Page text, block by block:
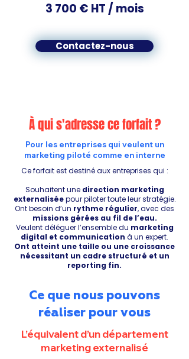
3 700 € HT / mois
Contactez-nous
À qui s'adresse ce forfait ?
Pour les entreprises qui veulent un
marketing piloté comme en interne
Ce forfait est destiné aux entreprises qui :
Souhaitent une direction marketing
externaliséepour piloter toute leur stratégie.
Ont besoin d’un rythme régulier, avec des
missions gérées au fil de l’eau.
Veulent déléguer l’ensemble du marketing
digital et communication à un expert.
Ont atteint une taille ou une croissance
nécessitant un cadre structuré et un
reporting fin.
Ce que nous pouvons
réaliser pour vous
L’équivalent d’un département
marketing externalisé